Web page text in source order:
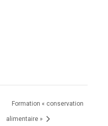
Formation « conservation
alimentaire »